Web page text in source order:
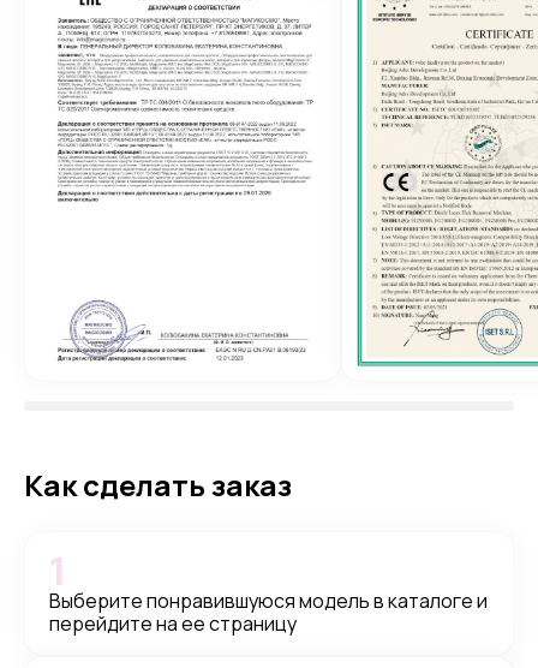
Как сделать заказ
Выберите понравившуюся модель в каталоге и
перейдите на ее страницу
1